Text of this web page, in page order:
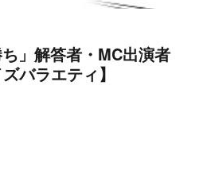
」解答者・MC出演者
バラエティ】